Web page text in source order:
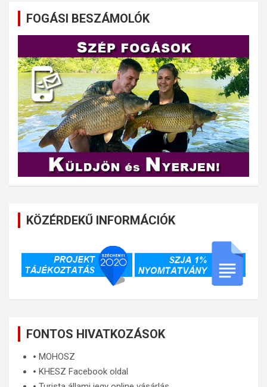
FOGÁSI BESZÁMOLÓK
KÖZÉRDEKŰ INFORMÁCIÓK
FONTOS HIVATKOZÁSOK
🞄 MOHOSZ
🞄 KHESZ Facebook oldal